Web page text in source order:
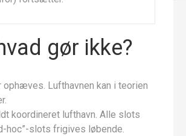
gør ikke?
Lufthavnen kan i teorien
koordineret lufthavn. Alle slots
hoc”-slots frigives løbende.